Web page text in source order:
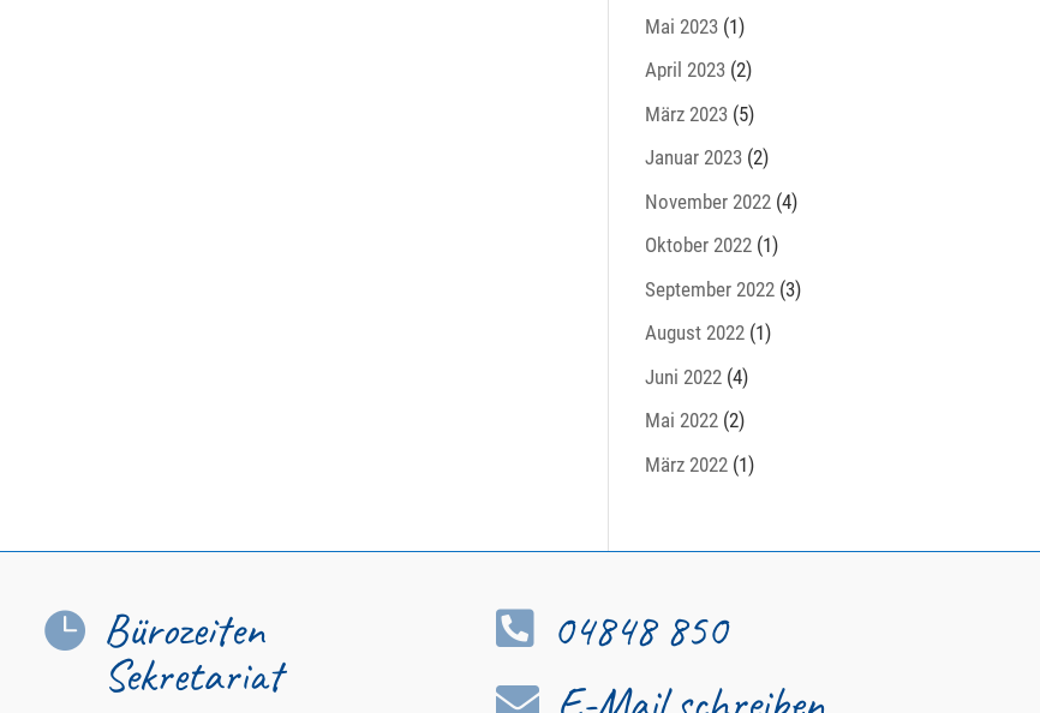
Mai 2023 (1)
April 2023 (2)
März 2023 (5)
Januar 2023 (2)
November 2022 (4)
Oktober 2022 (1)
September 2022 (3)
August 2022 (1)
Juni 2022 (4)
Mai 2022 (2)
März 2022 (1)
 Bürozeiten
Sekretariat
 04848 850
